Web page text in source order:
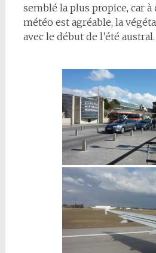
semblé la plus propice, car à
météo est agréable, la
avec le début de l’été austral.